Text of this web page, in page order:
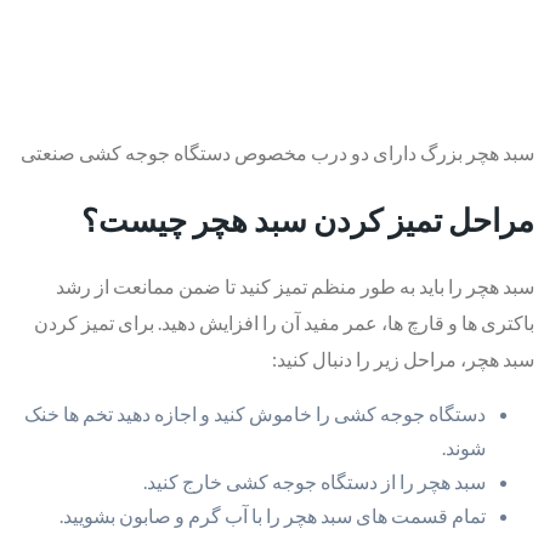
سبد هچر بزرگ دارای دو درب مخصوص دستگاه جوجه کشی صنعتی
مراحل تمیز کردن سبد هچر چیست؟
سبد هچر را باید به طور منظم تمیز کنید تا ضمن ممانعت از رشد
باکتری ها و قارچ ها، عمر مفید آن را افزایش دهید. برای تمیز کردن
سبد هچر، مراحل زیر را دنبال کنید:
دستگاه جوجه کشی را خاموش کنید و اجازه دهید تخم ها خنک
شوند.
سبد هچر را از دستگاه جوجه کشی خارج کنید.
تمام قسمت های سبد هچر را با آب گرم و صابون بشویید.